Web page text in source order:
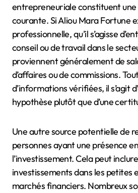
entrepreneuriale constituent une
courante. Si Aliou Mara Fortune
professionnelle, qu’il s’agisse
conseil ou de travail dans le
proviennent généralement de
d’affaires ou de commissions.
d’informations vérifiées, il s’agit
hypothèse plutôt que d’une
Une autre source potentielle de
personnes ayant une présence
l’investissement. Cela peut
investissements dans les petites
marchés financiers. Nombreux